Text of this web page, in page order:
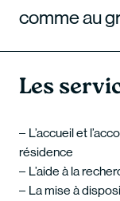
comme au
Les
L’accueil et
résidence
L’aide à la
La mise à